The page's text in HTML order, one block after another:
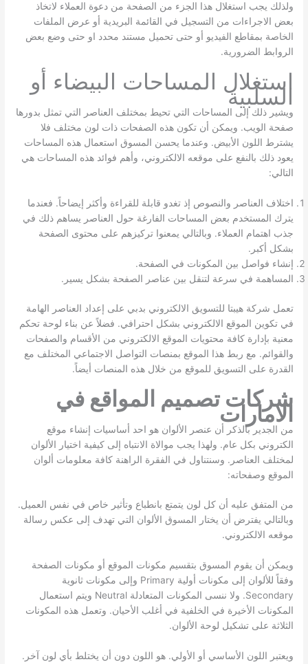
ولذلك يجب استغلال هذا الجزء من الصفحة من دعوة العملاء لاتخاذ
بعض الاجراءات من التسجيل في القائمة البريدية أو عرض الملفات
الخاصة بمقاطع الفيديو أو حتى تحميل مستند محدد او حتى وضع بعض
الروابط الضرورية.
استغلال المساحات البيضاء أو
السلبية
ويشير ذلك إلى المساحات التي تحيط بمختلف العناصر التي تمثل بدورها
صفحة الويب. ويمكن أن تكون هذه الصفحات ذات لون مختلف فلا
يشترط اللون الأبيض. وعندما يحسن المسوق استعمال هذه المساحات
يعود ذلك بالنفع على موقعه الالكتروني، وأهم فوائد هذه المساحات هي
التالي:
اختلاف العناصر والنصوص إذ تغدو قابلة للقراءة وأكثر إيضاحاً. فعندما
يترك المستخدم بعض المساحات الفارغة حول العناصر يساهم ذلك في
جذب اهتمام العملاء. وبالتالي يمعنوا تركيزهم على محتوى الصفحة
بشكل أكبر.
إنشاء فواصل بين المكونات في الصفحة.
المساهمة في سرعة لتنقل بين عناصر الصفحة بشكل يسير.
تعمل شركة هيبتا للتسويق الالكتروني بدبي على إعداد العناصر الهامة
في تكوين الموقع الالكتروني بشكل احترافي. فضلاً عن بناء لوحة تحكم
معنية بإدارة كافة محتويات الموقع الالكتروني من الأقسام والصفحات
والقوائم. مع ربط هذا الموقع بمنصات التواصل الاجتماعي المختلف مع
القدرة على التسويق للموقع من خلال هذه المنصات أيضاً.
شركات تصميم المواقع في
الامارات
من الجدير بالذكر أن عنصر الألوان هو احد أساسيات إنشاء موقع
الكتروني بكل عام. ولهذا يجب موالاة الانتباه إلى كيفية اختيار الألوان
لمختلف العناصر. وسنتناول في الفقرة الراهنة كافة معلومات ألوان
الموقع وصفحاته:
من المتفق عليه أن كل لون يتمتع بانطباع وتأثير خاص في نفس العميل.
وبالتالي يفترض أن يختار المسوق الألوان التي تهدف إلى عكس رسالة
موقعه الالكتروني.
ويمكن أن يقوم المسوق بتقسيم مكونات الموقع أو مكونات الصفحة
وفقاً للألوان إلى مكونات أولية Primary وإلى مكونات ثانوية
Secondary. ولا ننسى المكونات المتعادلة Neutral ويتم استعمال
المكونات الأخيرة في الخلفية في أغلب الأحيان. وتعمل هذه المكونات
الثلاثة على تشكيل لوحة الألوان.
ويعتبر اللون الأساسي أو الأولي. هو اللون دون أن يختلط بأي لون آخر.